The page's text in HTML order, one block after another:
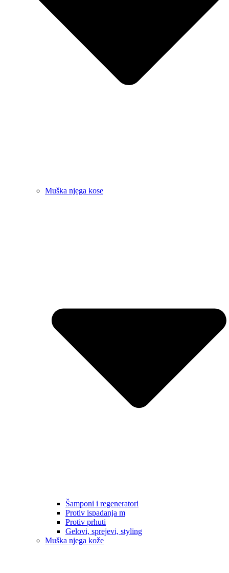
Muška njega kose
Šamponi i regeneratori
Protiv ispadanja m
Protiv prhuti
Gelovi, sprejevi, styling
Muška njega kože